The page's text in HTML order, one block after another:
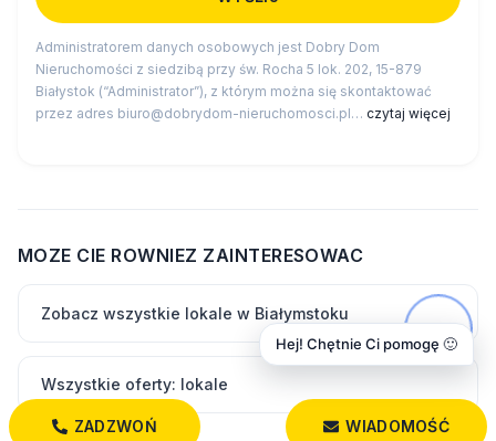
Administratorem danych osobowych jest Dobry Dom
Nieruchomości z siedzibą przy św. Rocha 5 lok. 202, 15-879
Białystok (“Administrator”), z którym można się skontaktować
przez adres biuro@dobrydom-nieruchomosci.pl… czytaj więcej
MOZE CIE ROWNIEZ ZAINTERESOWAC
Zobacz wszystkie lokale w Białymstoku
Wszystkie oferty: lokale
ZADZWOŃ WIADOMOŚĆ
Hej! Chętnie Ci pomogę 🙂